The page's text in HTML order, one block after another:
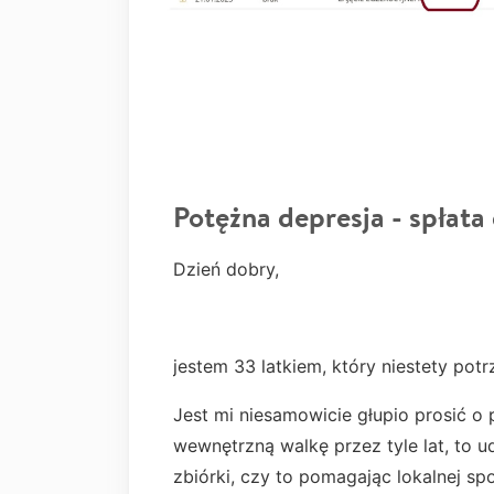
Potężna depresja - spłata
Dzień dobry,
jestem 33 latkiem, który niestety
Jest mi niesamowicie głupio prosić
wewnętrzną walkę przez tyle lat, to
zbiórki, czy to pomagając lokalnej